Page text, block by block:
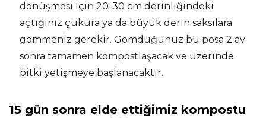
dönüşmesi için 20-30 cm derinliğindeki
açtığınız çukura ya da büyük derin saksılara
gömmeniz gerekir. Gömdüğünüz bu posa 2 ay
sonra tamamen kompostlaşacak ve üzerinde
bitki yetişmeye başlanacaktır.
15 gün sonra elde ettiğimiz kompostu